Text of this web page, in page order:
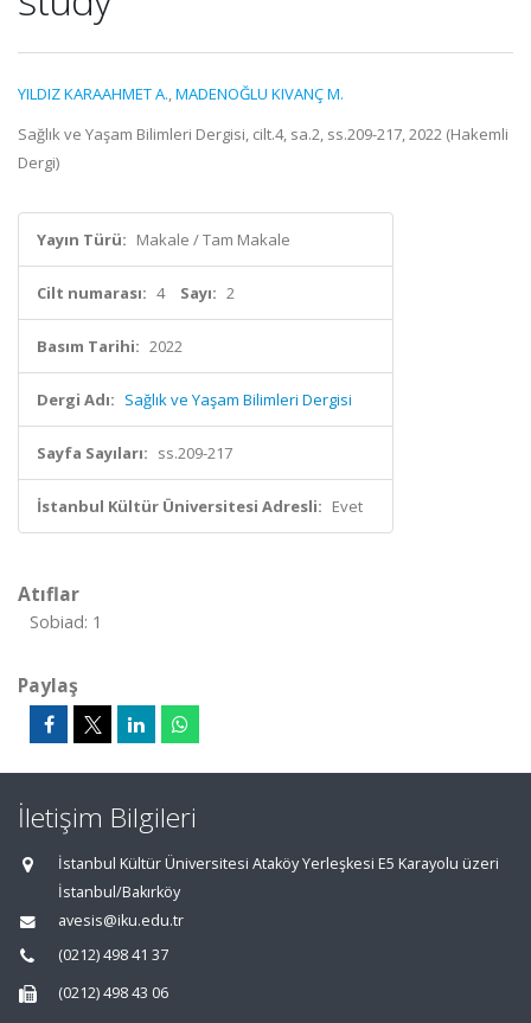
YILDIZ KARAAHMET A.,MADENOĞLU KIVANÇ M.
Sağlık ve Yaşam Bilimleri Dergisi, cilt.4, sa.2, ss.209-217, 2022 (Hakemli
Dergi)
Yayın Türü: Makale / Tam Makale
Cilt numarası: 4 Sayı: 2
Basım Tarihi: 2022
Dergi Adı: Sağlık ve Yaşam Bilimleri Dergisi
Sayfa Sayıları: ss.209-217
İstanbul Kültür Üniversitesi Adresli: Evet
Atıflar
Sobiad: 1
Paylaş
İletişim Bilgileri
İstanbul Kültür Üniversitesi Ataköy Yerleşkesi E5 Karayolu üzeri
İstanbul/Bakırköy
avesis@iku.edu.tr
(0212) 498 41 37
(0212) 498 43 06